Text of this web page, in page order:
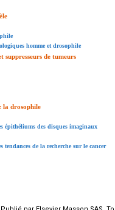
homme et drosophile
suppresseurs de tumeurs
la drosophile
épithéliums des disques imaginaux
tendances de la recherche sur le cancer